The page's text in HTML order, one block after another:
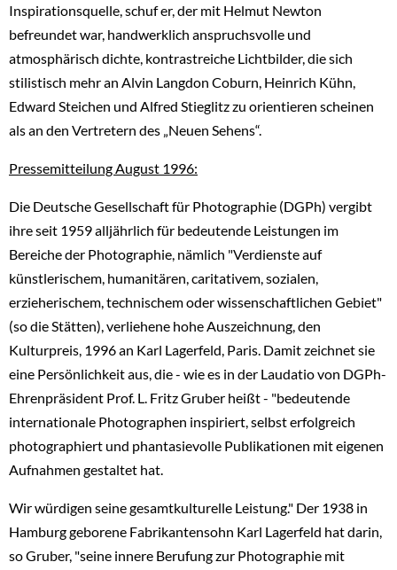
Inspirationsquelle, schuf er, der mit Helmut Newton
befreundet war, handwerklich anspruchsvolle und
atmosphärisch dichte, kontrastreiche Lichtbilder, die sich
stilistisch mehr an Alvin Langdon Coburn, Heinrich Kühn,
Edward Steichen und Alfred Stieglitz zu orientieren scheinen
als an den Vertretern des „Neuen Sehens“.
Pressemitteilung August 1996:
Die Deutsche Gesellschaft für Photographie (DGPh) vergibt
ihre seit 1959 alljährlich für bedeutende Leistungen im
Bereiche der Photographie, nämlich "Verdienste auf
künstlerischem, humanitären, caritativem, sozialen,
erzieherischem, technischem oder wissenschaftlichen Gebiet"
(so die Stätten), verliehene hohe Auszeichnung, den
Kulturpreis, 1996 an Karl Lagerfeld, Paris. Damit zeichnet sie
eine Persönlichkeit aus, die - wie es in der Laudatio von DGPh-
Ehrenpräsident Prof. L. Fritz Gruber heißt - "bedeutende
internationale Photographen inspiriert, selbst erfolgreich
photographiert und phantasievolle Publikationen mit eigenen
Aufnahmen gestaltet hat.
Wir würdigen seine gesamtkulturelle Leistung." Der 1938 in
Hamburg geborene Fabrikantensohn Karl Lagerfeld hat darin,
so Gruber, "seine innere Berufung zur Photographie mit